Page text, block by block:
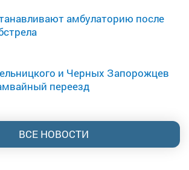
амбулаторию после
и Черных Запорожцев
переезд
ВСЕ НОВОСТИ